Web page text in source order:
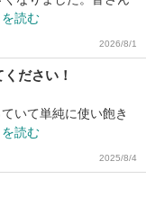
読む
2026/8/1
ださい！
いて単純に使い飽き
読む
2025/8/4